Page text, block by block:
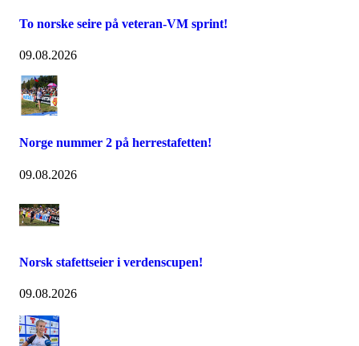
To norske seire på veteran-VM sprint!
09.08.2026
Norge nummer 2 på herrestafetten!
09.08.2026
Norsk stafettseier i verdenscupen!
09.08.2026